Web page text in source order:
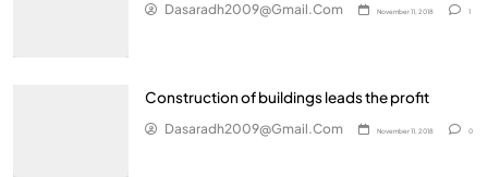
Dasaradh2009@gmail.com November 11, 2018 1
Construction of buildings leads the profit
Dasaradh2009@gmail.com November 11, 2018 0